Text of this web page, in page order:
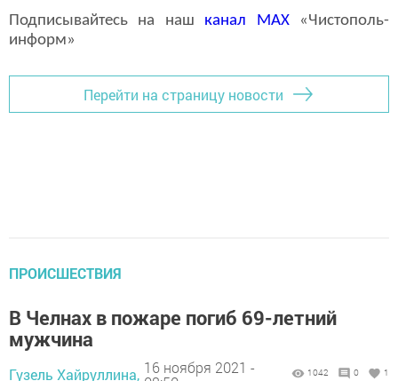
Подписывайтесь на наш канал MAX«Чистополь-
информ»
Перейти на страницу новости
ПРОИСШЕСТВИЯ
В Челнах в пожаре погиб 69-летний
мужчина
Гузель Хайруллина, 16 ноября 2021 -
1042 0 1